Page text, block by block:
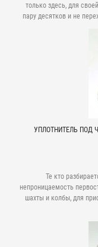
только здесь, для
пару десятков и не
УПЛОТНИТЕЛЬ ПОД
Те кто
непроницаемость
шахты и колбы, для